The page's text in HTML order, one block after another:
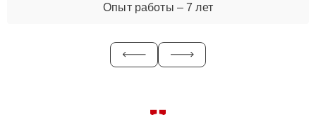
Опыт работы – 7 лет